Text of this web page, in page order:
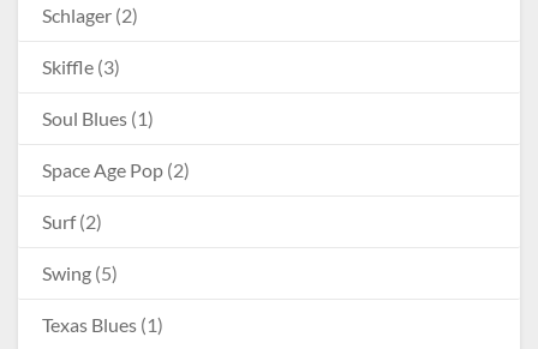
Schlager (2)
Skiffle (3)
Soul Blues (1)
Space Age Pop (2)
Surf(2)
Swing (5)
Texas Blues (1)